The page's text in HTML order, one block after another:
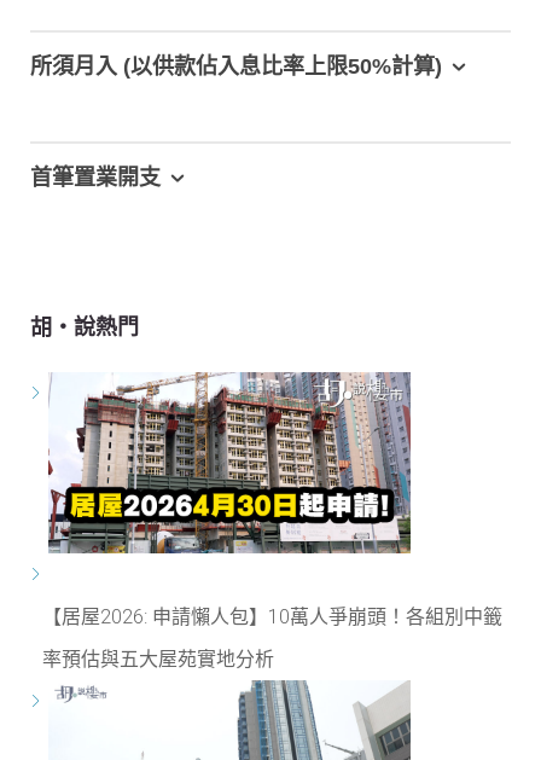
所須月入 (以供款佔入息比率上限50%計算)
首筆置業開支
胡‧說熱門
【居屋2026: 申請懶人包】10萬人爭崩頭！各組別中籤
率預估與五大屋苑實地分析